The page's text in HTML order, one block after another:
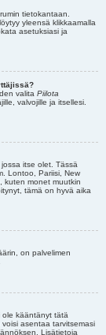
tietokantaan.
yleensä klikkaamalla
asetuksiasi ja
valita Piilota
valvojille ja itsellesi.
itse olet. Tässä
Lontoo, Pariisi, New
kuten monet muutkin
tämä on hyvä aika
on palvelimen
ole kääntänyt tätä
asentaa tarvitsemasi
Lisätietoja